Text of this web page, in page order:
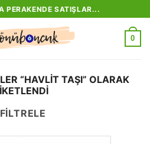
PERAKENDE SATIŞLAR...
0
“HAVLIT TAŞI” OLARAK
FILTRELE